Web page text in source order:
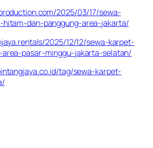
2025/03/17/sewa-
hitam-dan-panggung-area-jakarta/
2025/12/12/sewa-karpet-
area-pasar-minggu-jakarta-selatan/
tag/sewa-karpet-